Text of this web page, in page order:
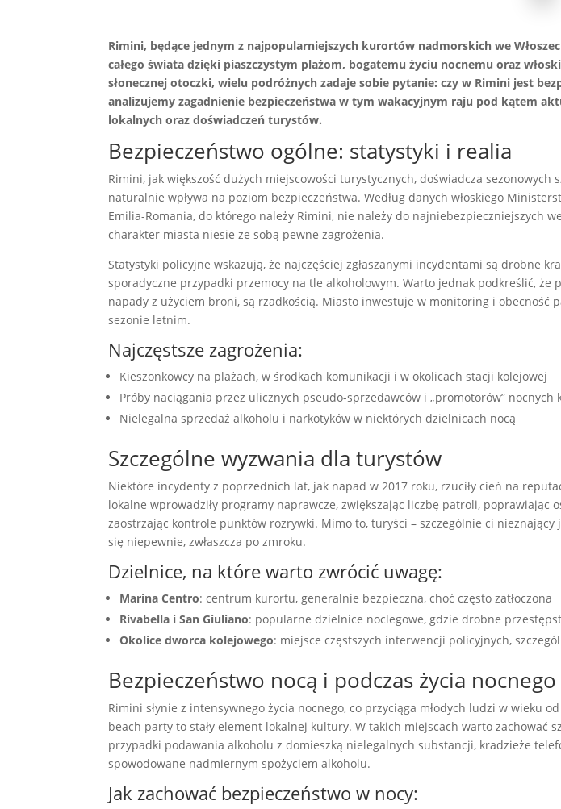
Rimini, będące jednym z najpopularniejszych kurortów nadmorskich we
całego świata dzięki piaszczystym plażom, bogatemu życiu nocnemu oraz
słonecznej otoczki, wielu podróżnych zadaje sobie pytanie: czy w Rimini jest
analizujemy zagadnienie bezpieczeństwa w tym wakacyjnym raju pod kątem
lokalnych oraz doświadczeń turystów.
Bezpieczeństwo ogólne: statystyki i realia
Rimini, jak większość dużych miejscowości turystycznych, doświadcza sezonowych
naturalnie wpływa na poziom bezpieczeństwa. Według danych włoskiego
Emilia-Romania, do którego należy Rimini, nie należy do najniebezpieczniejszych
charakter miasta niesie ze sobą pewne zagrożenia.
Statystyki policyjne wskazują, że najczęściej zgłaszanymi incydentami są drobne
sporadyczne przypadki przemocy na tle alkoholowym. Warto jednak podkreślić, że
napady z użyciem broni, są rzadkością. Miasto inwestuje w monitoring i obecność
sezonie letnim.
Najczęstsze zagrożenia:
Kieszonkowcy na plażach, w środkach komunikacji i w okolicach stacji kolejowej
Próby naciągania przez ulicznych pseudo-sprzedawców i „promotorów” nocnych
Nielegalna sprzedaż alkoholu i narkotyków w niektórych dzielnicach nocą
Szczególne wyzwania dla turystów
Niektóre incydenty z poprzednich lat, jak napad w 2017 roku, rzuciły cień na
lokalne wprowadziły programy naprawcze, zwiększając liczbę patroli, poprawiając
zaostrzając kontrole punktów rozrywki. Mimo to, turyści – szczególnie ci nieznający
się niepewnie, zwłaszcza po zmroku.
Dzielnice, na które warto zwrócić uwagę:
Marina Centro: centrum kurortu, generalnie bezpieczna, choć często zatłoczona
Rivabella i San Giuliano: popularne dzielnice noclegowe, gdzie drobne
Okolice dworca kolejowego: miejsce częstszych interwencji policyjnych,
Bezpieczeństwo nocą i podczas życia nocnego
Rimini słynie z intensywnego życia nocnego, co przyciąga młodych ludzi w wieku
beach party to stały element lokalnej kultury. W takich miejscach warto zachować
przypadki podawania alkoholu z domieszką nielegalnych substancji, kradzieże
spowodowane nadmiernym spożyciem alkoholu.
Jak zachować bezpieczeństwo w nocy: